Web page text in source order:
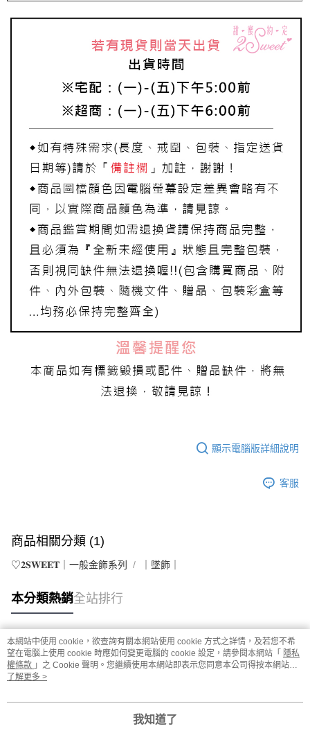
顯示電腦版詳細說明
客服
商品相關分類 (1)
♡𝟐𝐒𝐖𝐄𝐄𝐓｜一般金飾系列 ｜墜飾｜
本分類熱銷全站排行
熱門標籤
本網站中使用 cookie，欲查詢有關本網站使用 cookie 方式之詳情，及若您不希
望在電腦上使用 cookie 時應如何變更電腦的 cookie 設定，請參閱本網站「 隱私
權條款 」之 Cookie 聲明。您繼續使用本網站即表示您同意本公司得按本網站使
用條款之 Cookie 聲明使用 cookie。
了解更多 >
我知道了